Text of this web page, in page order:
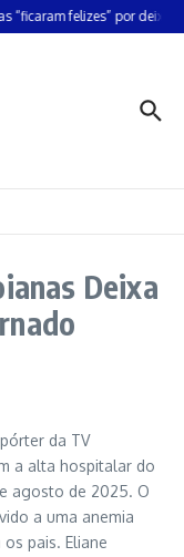
felizes” por deixar
Deixa
da TV
a alta hospitalar do
agosto de 2025. O
a uma anemia
pais. Eliane